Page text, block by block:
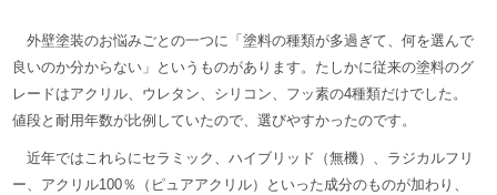
外壁塗装のお悩みごとの一つに「塗料の種類が多過ぎて、何を選んで
良いのか分からない」というものがあります。たしかに従来の塗料のグ
レードはアクリル、ウレタン、シリコン、フッ素の4種類だけでした。
値段と耐用年数が比例していたので、選びやすかったのです。
近年ではこれらにセラミック、ハイブリッド（無機）、ラジカルフリ
ー、アクリル100％（ピュアアクリル）といった成分のものが加わり、